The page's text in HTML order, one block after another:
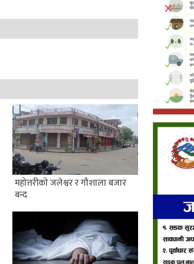
महोत्तरीको जलेश्वर र गौशाला बजार
बन्द